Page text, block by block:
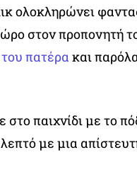
ολοκληρώνει
στον προπονητή
πατέρα και
παιχνίδι με το
με μια